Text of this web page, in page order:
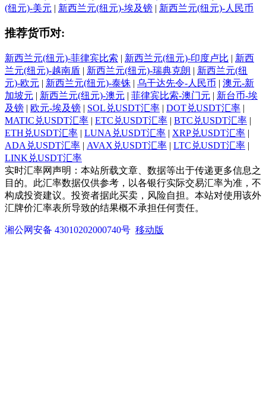
(纽元)-美元 | 新西兰元(纽元)-埃及镑 | 新西兰元(纽元)-人民币
推荐货币对:
新西兰元(纽元)-菲律宾比索 | 新西兰元(纽元)-印度卢比 | 新西
兰元(纽元)-越南盾 | 新西兰元(纽元)-瑞典克朗 | 新西兰元(纽
元)-欧元 | 新西兰元(纽元)-泰铢 | 乌干达先令-人民币 | 澳元-新
加坡元 | 新西兰元(纽元)-澳元 | 菲律宾比索-澳门元 | 新台币-埃
及镑 | 欧元-埃及镑 | SOL兑USDT汇率 | DOT兑USDT汇率 |
MATIC兑USDT汇率 | ETC兑USDT汇率 | BTC兑USDT汇率 |
ETH兑USDT汇率 | LUNA兑USDT汇率 | XRP兑USDT汇率 |
ADA兑USDT汇率 | AVAX兑USDT汇率 | LTC兑USDT汇率 |
LINK兑USDT汇率
实时汇率网声明：本站所载文章、数据等出于传递更多信息之
目的。此汇率数据仅供参考，以各银行实际交易汇率为准，不
构成投资建议。投资者据此买卖，风险自担。本站对使用该外
汇牌价汇率表所导致的结果概不承担任何责任。
湘公网安备 43010202000740号 移动版